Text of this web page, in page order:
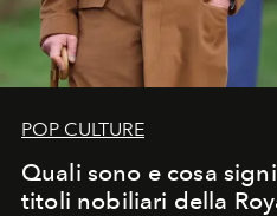
POP CULTURE
Quali sono e cosa
titoli nobiliari della